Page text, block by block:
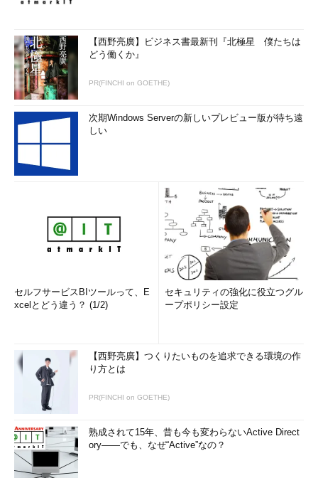
【西野亮廣】ビジネス書最新刊『北極星 僕たちは
どう働くか』
PR(FINCHI on GOETHE)
次期Windows Serverの新しいプレビュー版が待ち遠
しい
セルフサービスBIツールって、E
xcelとどう違う？ (1/2)
セキュリティの強化に役立つグル
ープポリシー設定
【西野亮廣】つくりたいものを追求できる環境の作
り方とは
PR(FINCHI on GOETHE)
熟成されて15年、昔も今も変わらないActive Direct
ory――でも、なぜ“Active”なの？